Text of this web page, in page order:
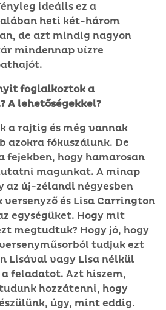
ideális ez a
heti két-három
de azt mindig nagyon
mindennap vízre
foglalkoztok a
A lehetőségekkel?
a rajtig és még vannak
azokra fókuszálunk. De
fejekben, hogy hamarosan
magunkat. A minap
az új-zélandi négyesben
és Lisa Carrington
egységüket. Hogy mit
megtudtuk? Hogy jó, hogy
tudjuk ezt
Lisával vagy Lisa nélkül
feladatot. Azt hiszem,
hozzátenni, hogy
úgy, mint eddig.